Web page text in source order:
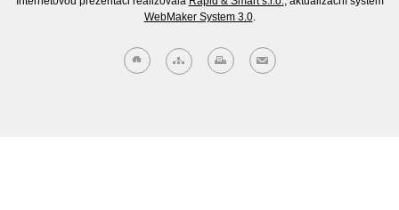
WebMaker System 3.0.